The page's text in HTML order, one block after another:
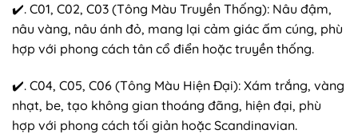
✔️. C01, C02, C03 (Tông Màu Truyền Thống): Nâu đậm,
nâu vàng, nâu ánh đỏ, mang lại cảm giác ấm cúng, phù
hợp với phong cách tân cổ điển hoặc truyền thống.
✔️. C04, C05, C06 (Tông Màu Hiện Đại): Xám trắng, vàng
nhạt, be, tạo không gian thoáng đãng, hiện đại, phù
hợp với phong cách tối giản hoặc Scandinavian.